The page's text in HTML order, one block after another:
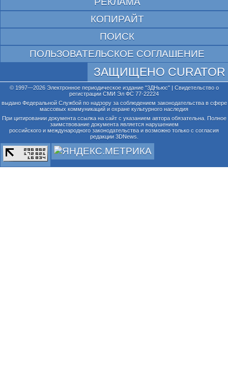
КОПИРАЙТ
ПОИСК
ПОЛЬЗОВАТЕЛЬСКОЕ СОГЛАШЕНИЕ
ЗАЩИЩЕНО CURATOR
© 1997—2026 Электронное периодическое издание "3ДНьюс" | Свидетельство о
регистрации СМИ Эл ФС 77-22224
выдано Федеральной Службой по надзору за соблюдением законодательства в сфере
массовых коммуникаций и охране культурного наследия
При цитировании документа ссылка на сайт с указанием автора обязательна. Полное
заимствование документа является нарушением
российского и международного законодательства и возможно только с согласия
редакции 3DNews.